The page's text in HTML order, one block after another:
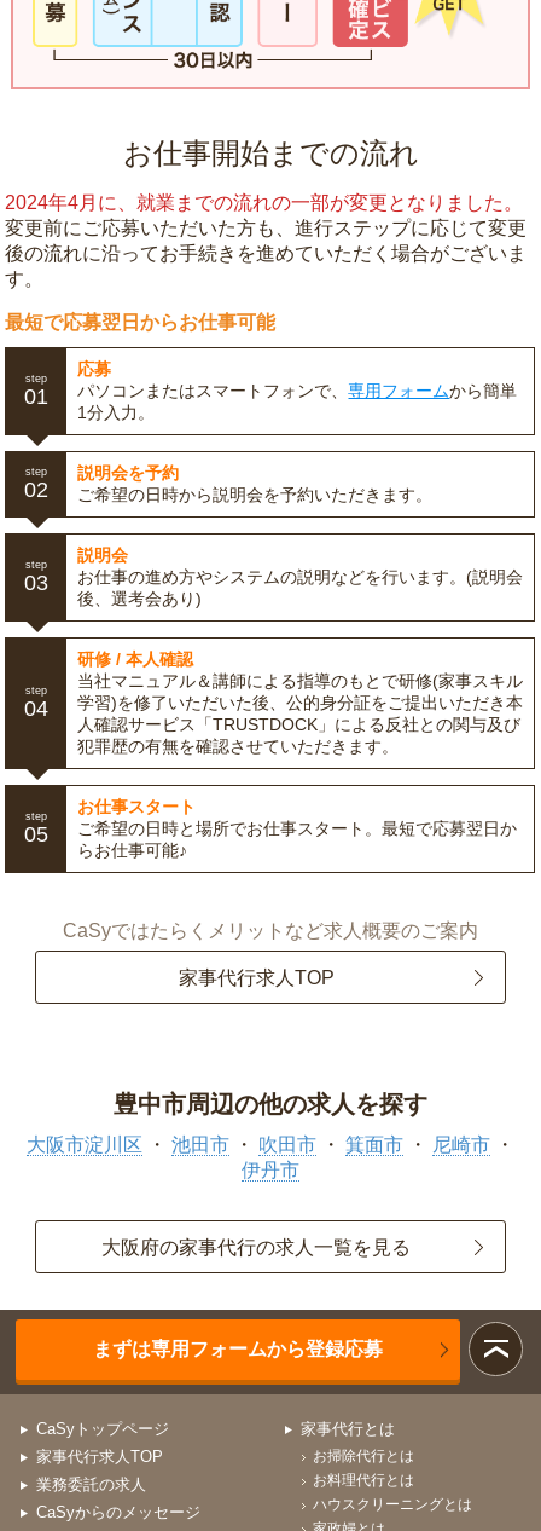
お仕事開始までの流れ
2024年4月に、就業までの流れの一部が変更となりました。
変更前にご応募いただいた方も、進行ステップに応じて変更
後の流れに沿ってお手続きを進めていただく場合がございま
す。
最短で応募翌日からお仕事可能
step
01
応募
パソコンまたはスマートフォンで、専用フォームから簡単
1分入力。
step
02
説明会を予約
ご希望の日時から説明会を予約いただきます。
step
03
説明会
お仕事の進め方やシステムの説明などを行います。(説明会
後、選考会あり)
step
04
研修 / 本人確認
当社マニュアル＆講師による指導のもとで研修(家事スキル
学習)を修了いただいた後、公的身分証をご提出いただき本
人確認サービス「TRUSTDOCK」による反社との関与及び
犯罪歴の有無を確認させていただきます。
step
05
お仕事スタート
ご希望の日時と場所でお仕事スタート。最短で応募翌日か
らお仕事可能♪
CaSyではたらくメリットなど求人概要のご案内
家事代行求人TOP
豊中市周辺の他の求人を探す
大阪市淀川区 池田市 吹田市 箕面市
尼崎市
伊丹市
大阪府の家事代行の求人一覧を見る
まずは専用フォームから登録応募
CaSyトップページ
家事代行求人TOP
業務委託の求人
CaSyからのメッセージ
家事代行とは
お掃除代行とは
お料理代行とは
ハウスクリーニングとは